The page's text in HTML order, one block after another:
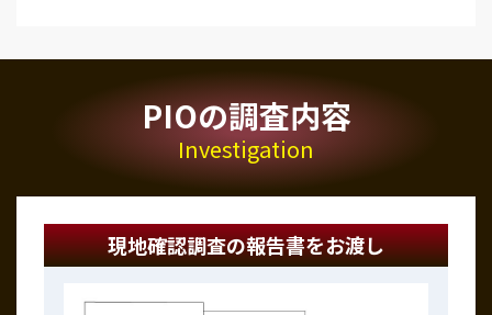
PIOの調査内容
Investigation
現地確認調査の報告書をお渡し